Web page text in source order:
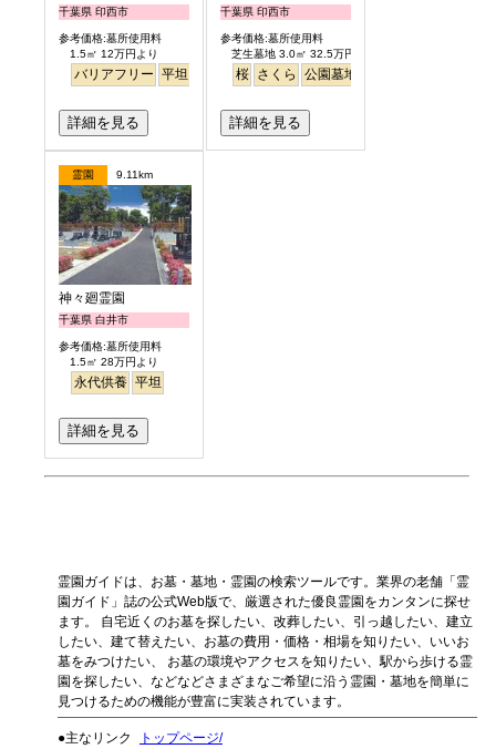
千葉県 印西市
参考価格:墓所使用料
1.5㎡ 12万円より
バリアフリー 平坦
詳細を見る
千葉県 印西市
参考価格:墓所使用料
芝生墓地 3.0㎡ 32.5万円より
桜 さくら 公園墓地
詳細を見る
霊園 9.11km
神々廻霊園
千葉県 白井市
参考価格:墓所使用料
1.5㎡ 28万円より
永代供養 平坦
詳細を見る
霊園ガイドは、お墓・墓地・霊園の検索ツールです。業界の老舗「霊
園ガイド」誌の公式Web版で、厳選された優良霊園をカンタンに探せ
ます。 自宅近くのお墓を探したい、改葬したい、引っ越したい、建立
したい、建て替えたい、お墓の費用・価格・相場を知りたい、いいお
墓をみつけたい、 お墓の環境やアクセスを知りたい、駅から歩ける霊
園を探したい、などなどさまざまなご希望に沿う霊園・墓地を簡単に
見つけるための機能が豊富に実装されています。
●主なリンク
トップページ